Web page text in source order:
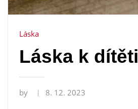
Láska
Láska k dítěti
by 8. 12. 2023